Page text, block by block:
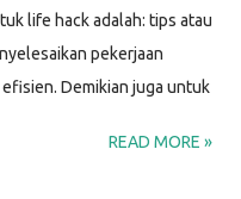
life hack adalah: tips atau
pekerjaan
Demikian juga untuk
biasa kita hadapi dalam
READ MORE »